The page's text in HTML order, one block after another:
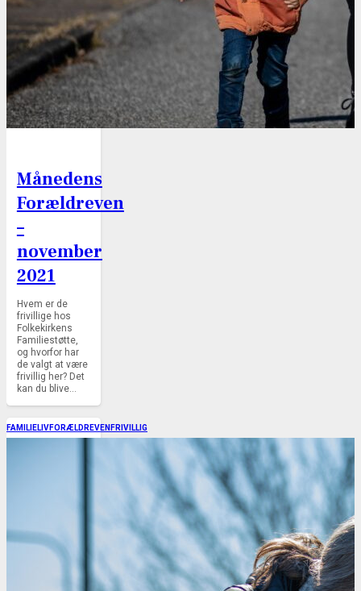
Månedens
Forældreven
–
november
2021
Hvem er de
frivillige hos
Folkekirkens
Familiestøtte,
og hvorfor har
de valgt at være
frivillig her? Det
kan du blive…
FAMILIELIVFORÆLDREVEN FRIVILLIG